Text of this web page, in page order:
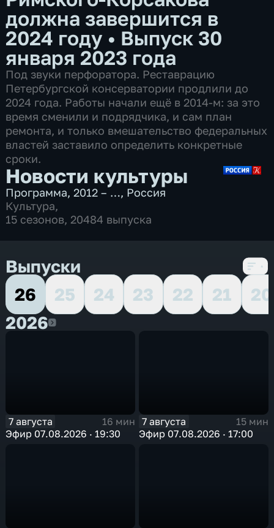
должна завершится в
2024 году • Выпуск 30
января 2023 года
Под звуки перфоратора. Реставрацию
Петербургской консерватории продлили до
2024 года. Работы начали ещё в 2014-м: за это
время сменили и подрядчика, и сам план
ремонта, и только вмешательство федеральных
властей заставило определить конкретные
сроки.
Новости культуры
Программа,2012 – …, Россия
Культура,
15 сезонов, 20484 выпуска
Выпуски
26
25 24 23 22 21
20
20262026
7 августа
16 мин
Эфир 07.08.2026 · 19:30
7 августа
15 мин
Эфир 07.08.2026 · 17:00